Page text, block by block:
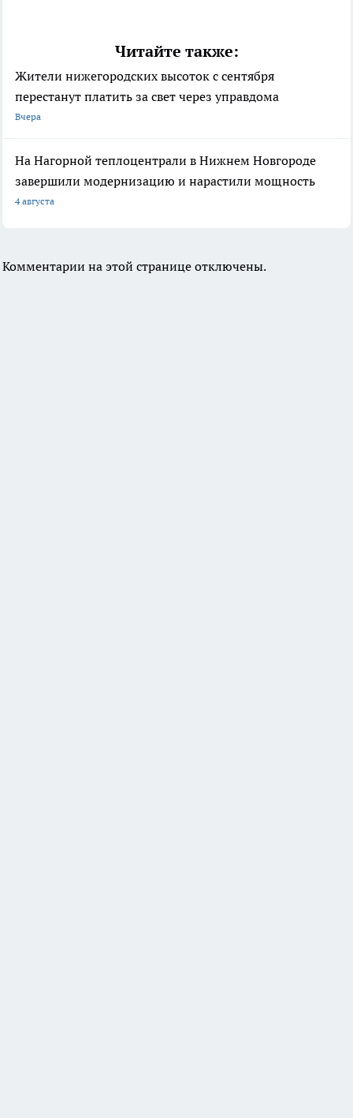
Читайте также:
Жители нижегородских высоток с сентября
перестанут платить за свет через управдома
Вчера
На Нагорной теплоцентрали в Нижнем Новгороде
завершили модернизацию и нарастили мощность
4 августа
Комментарии на этой странице отключены.